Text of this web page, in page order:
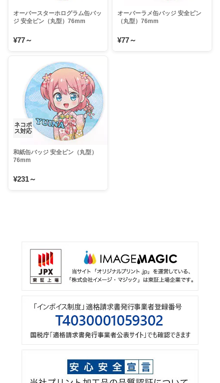
オーバースターホログラム缶バッ
ジ 安全ピン（丸型）76mm
¥77～
オーバーラメ缶バッジ 安全ピン
（丸型）76mm
¥77～
ネコポ
ス対応
和紙缶バッジ 安全ピン（丸型）
76mm
¥231～